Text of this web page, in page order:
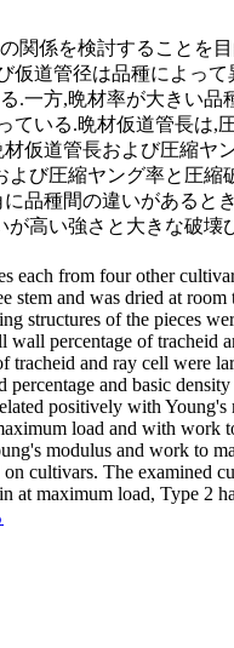
関係を検討することを
道管径は品種によっ
.一方,晩材率が大きい品
いる.晩材仮道管長は,
仮道管長および圧縮ヤ
び圧縮ヤング率と圧縮
品種間の違いがあると
高い強さと大きな破
each from four other
and was dried at
structures of the pieces
percentage of tracheid
tracheid and ray cell were
and basic
positively with
load and with work
modulus and work to
cultivars. The examined
at maximum load, Type 2